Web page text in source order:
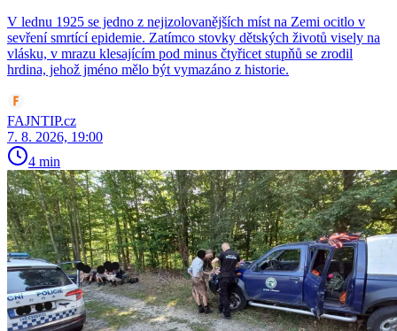
V lednu 1925 se jedno z nejizolovanějších míst na Zemi ocitlo v
sevření smrtící epidemie. Zatímco stovky dětských životů visely na
vlásku, v mrazu klesajícím pod minus čtyřicet stupňů se zrodil
hrdina, jehož jméno mělo být vymazáno z historie.
FAJNTIP.cz
7. 8. 2026, 19:00
4 min